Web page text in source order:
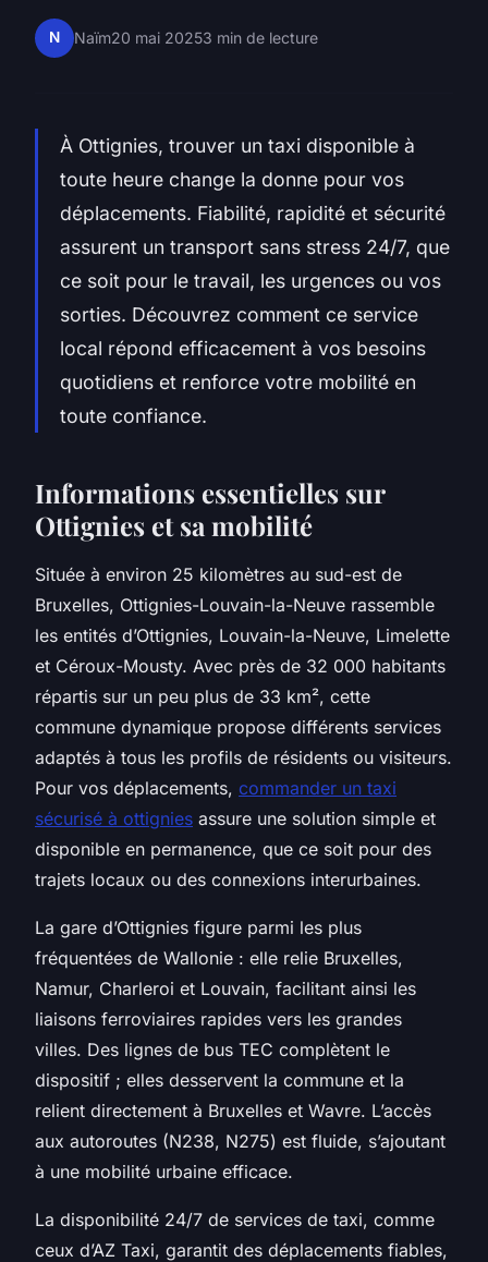
N Naïm20 mai 20253 min de lecture
À Ottignies, trouver un taxi disponible à
toute heure change la donne pour vos
déplacements. Fiabilité, rapidité et sécurité
assurent un transport sans stress 24/7, que
ce soit pour le travail, les urgences ou vos
sorties. Découvrez comment ce service
local répond efficacement à vos besoins
quotidiens et renforce votre mobilité en
toute confiance.
Informations essentielles sur
Ottignies et sa mobilité
Située à environ 25 kilomètres au sud-est de
Bruxelles, Ottignies-Louvain-la-Neuve rassemble
les entités d’Ottignies, Louvain-la-Neuve, Limelette
et Céroux-Mousty. Avec près de 32 000 habitants
répartis sur un peu plus de 33 km², cette
commune dynamique propose différents services
adaptés à tous les profils de résidents ou visiteurs.
Pour vos déplacements, commander un taxi
sécurisé à ottignies assure une solution simple et
disponible en permanence, que ce soit pour des
trajets locaux ou des connexions interurbaines.
La gare d’Ottignies figure parmi les plus
fréquentées de Wallonie : elle relie Bruxelles,
Namur, Charleroi et Louvain, facilitant ainsi les
liaisons ferroviaires rapides vers les grandes
villes. Des lignes de bus TEC complètent le
dispositif ; elles desservent la commune et la
relient directement à Bruxelles et Wavre. L’accès
aux autoroutes (N238, N275) est fluide, s’ajoutant
à une mobilité urbaine efficace.
La disponibilité 24/7 de services de taxi, comme
ceux d’AZ Taxi, garantit des déplacements fiables,